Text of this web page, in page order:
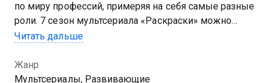
по миру профессий, примеряя на себя самые разные
роли. 7 сезон мультсериала «Раскраски» можно
смотреть онлайн. Зеленый сладкоежка становится
облачаясь в специальный скафандр; пробует себя в
роли почтальона, вынужденного защищать посылки
Читать дальше
Жанр
Мультсериалы, Развивающие